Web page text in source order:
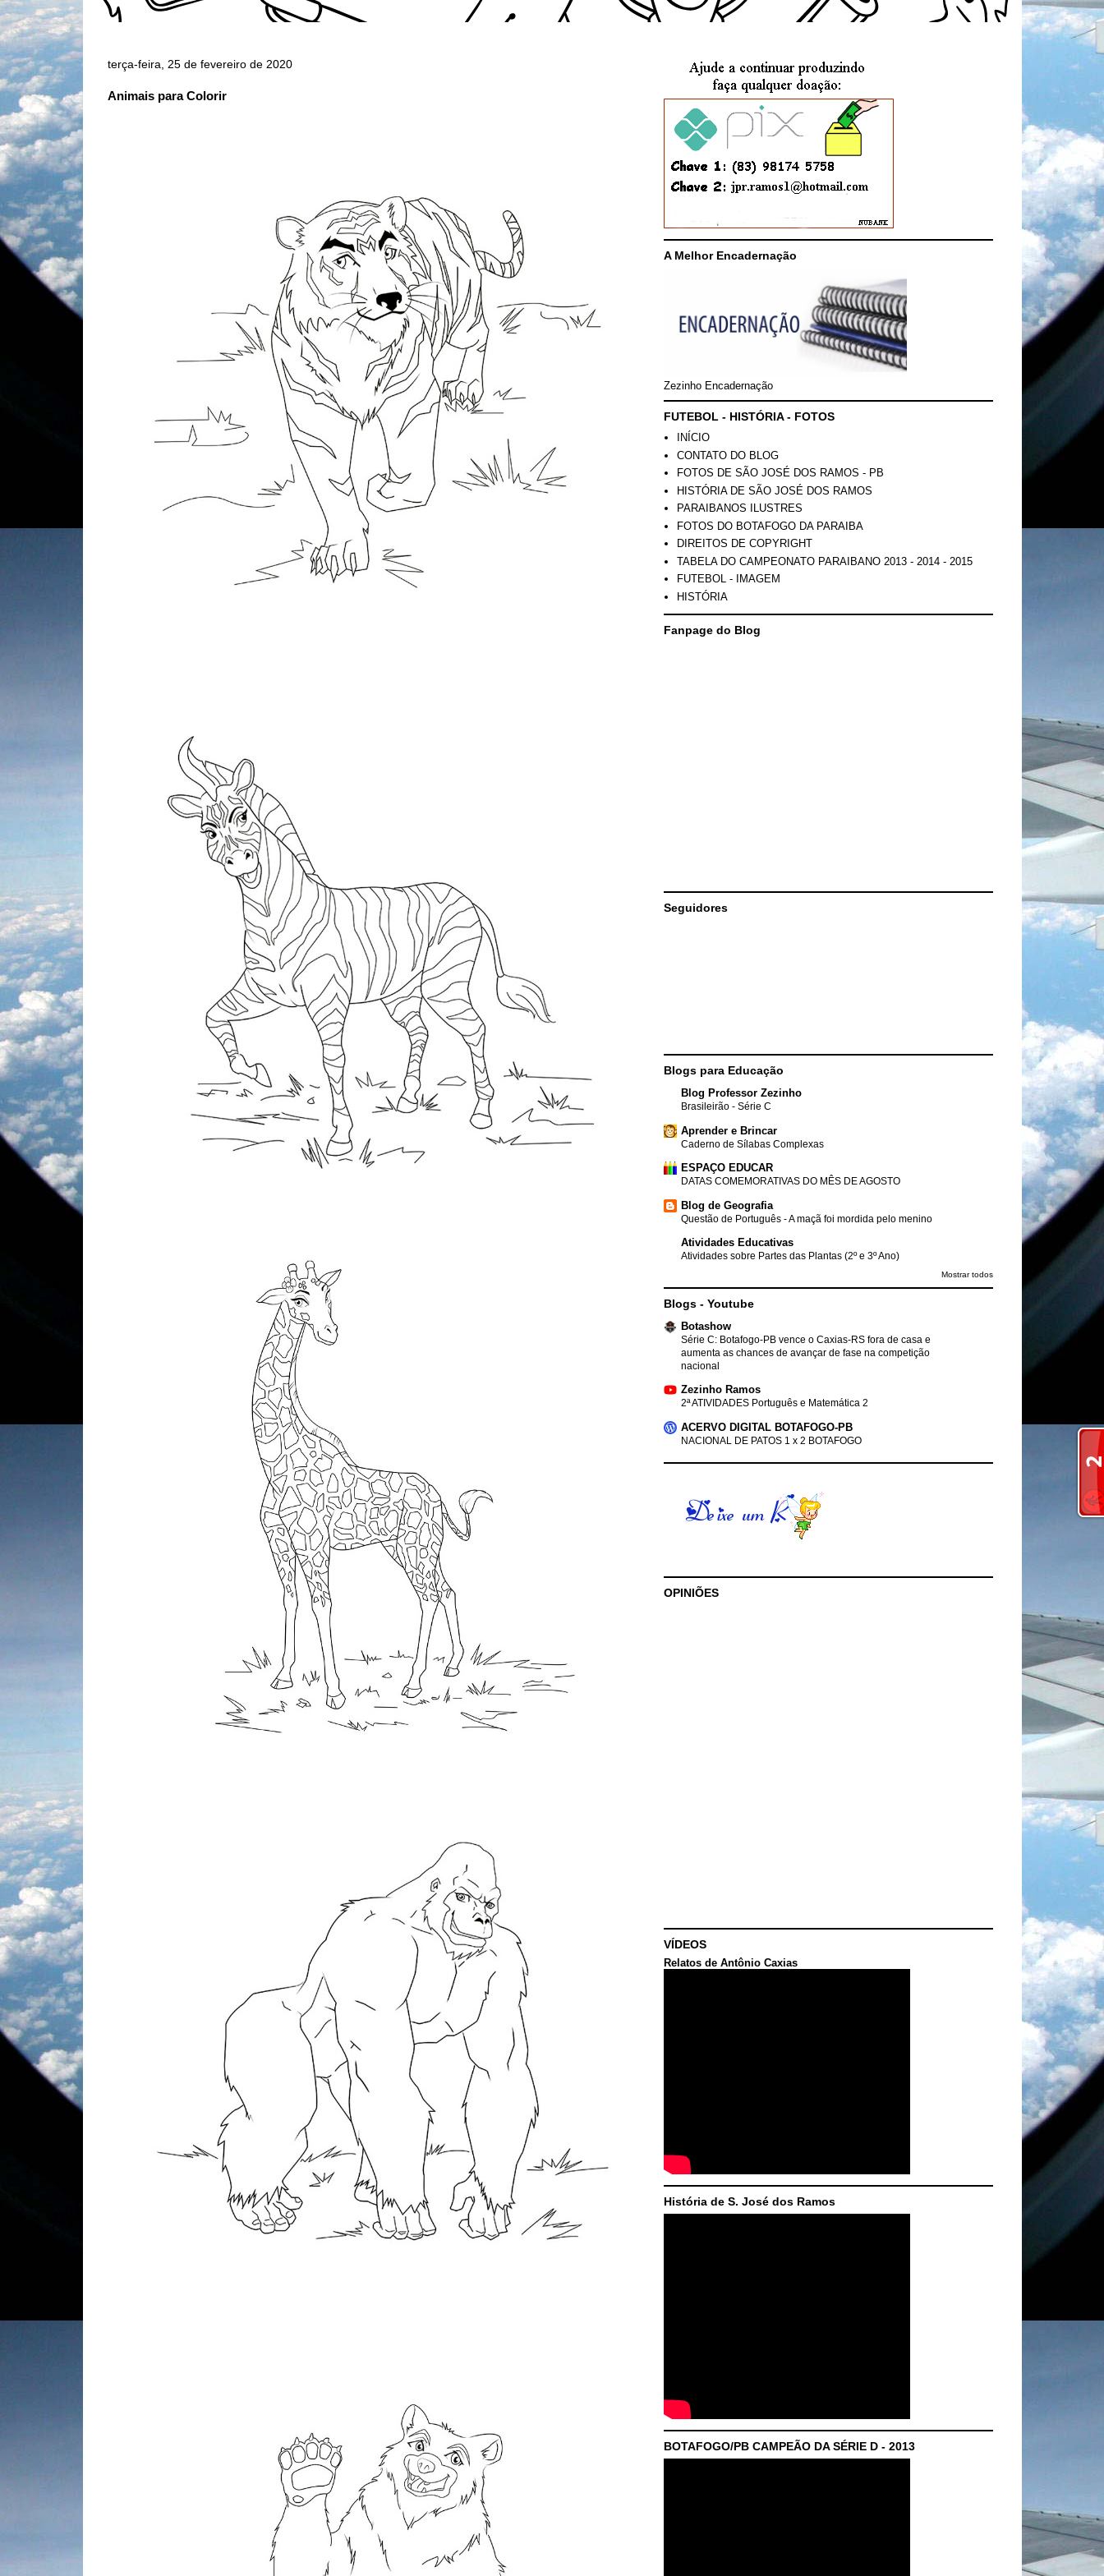
terça-feira, 25 de fevereiro de 2020
Animais para Colorir
A Melhor Encadernação
Zezinho Encadernação
FUTEBOL - HISTÓRIA - FOTOS
INÍCIO
CONTATO DO BLOG
FOTOS DE SÃO JOSÉ DOS RAMOS - PB
HISTÓRIA DE SÃO JOSÉ DOS RAMOS
PARAIBANOS ILUSTRES
FOTOS DO BOTAFOGO DA PARAIBA
DIREITOS DE COPYRIGHT
TABELA DO CAMPEONATO PARAIBANO 2013 - 2014 - 2015
FUTEBOL - IMAGEM
HISTÓRIA
Fanpage do Blog
Seguidores
Blogs para Educação
Blog Professor Zezinho
Brasileirão - Série C
Aprender e Brincar
Caderno de Sílabas Complexas
ESPAÇO EDUCAR
DATAS COMEMORATIVAS DO MÊS DE AGOSTO
Blog de Geografia
Questão de Português - A maçã foi mordida pelo menino
Atividades Educativas
Atividades sobre Partes das Plantas (2º e 3º Ano)
Mostrar todos
Blogs - Youtube
Botashow
Série C: Botafogo-PB vence o Caxias-RS fora de casa e
aumenta as chances de avançar de fase na competição
nacional
Zezinho Ramos
2ª ATIVIDADES Português e Matemática 2
ACERVO DIGITAL BOTAFOGO-PB
NACIONAL DE PATOS 1 x 2 BOTAFOGO
OPINIÕES
VÍDEOS
Relatos de Antônio Caxias
História de S. José dos Ramos
BOTAFOGO/PB CAMPEÃO DA SÉRIE D - 2013